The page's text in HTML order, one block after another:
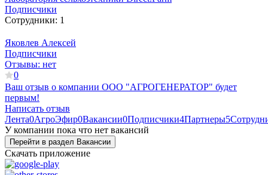
Подписчики
Сотрудники: 1
Яковлев Алексей
Подписчики
Отзывы: нет
0
Ваш отзыв о компании ООО "АГРОГЕНЕРАТОР" будет
первым!
Написать отзыв
Лента0АгроЭфир0Вакансии0Подписчики4Партнеры5
У компании пока что нет вакансий
Перейти в раздел Вакансии
Скачать приложение